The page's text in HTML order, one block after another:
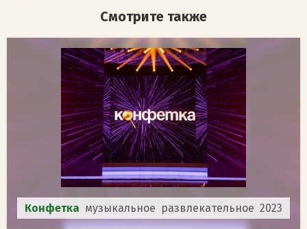
Смотрите также
Конфетка музыкальное развлекательное 2023